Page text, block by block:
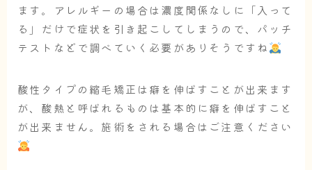
ます。アレルギーの場合は濃度関係なしに「入って
る」だけで症状を引き起こしてしまうので、パッチ
テストなどで調べていく必要がありそうですね
酸性タイプの縮毛矯正は癖を伸ばすことが出来ます
が、酸熱と呼ばれるものは基本的に癖を伸ばすこと
が出来ません。施術をされる場合はご注意ください